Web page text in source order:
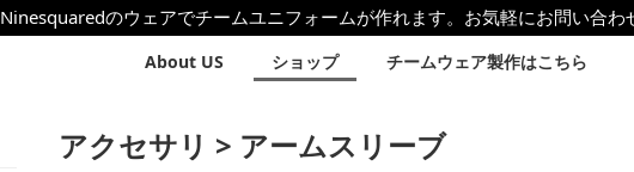
Ninesquaredのウェアでチームユニフォームが作れます。お気軽にお問い合わ
About US ショップ チームウェア製作はこちら
アクセサリ > アームスリーブ